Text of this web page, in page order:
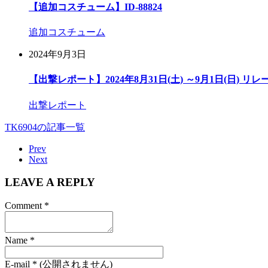
【追加コスチューム】ID-88824
追加コスチューム
2024年9月3日
【出撃レポート】2024年8月31日(土) ～9月1日(日) リ
出撃レポート
TK6904の記事一覧
Prev
Next
LEAVE A REPLY
Comment *
Name *
E-mail * (公開されません)